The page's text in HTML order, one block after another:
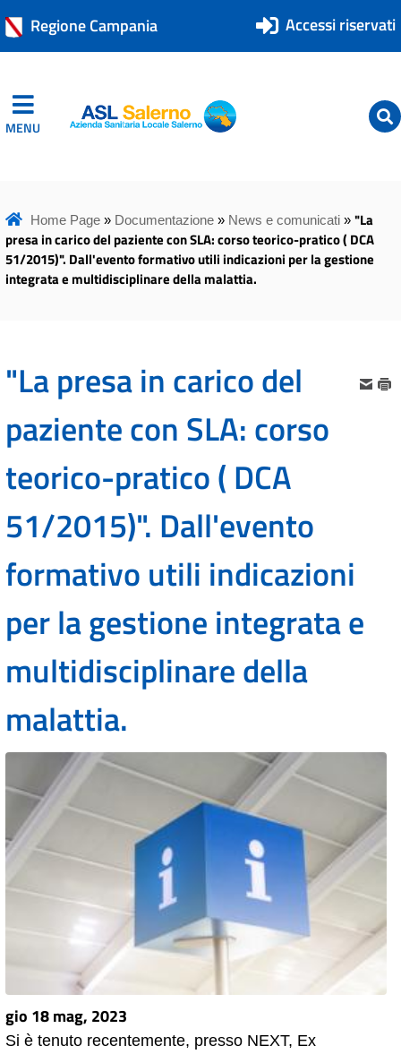
Regione Campania Accessi riservati
MENU ASL Salerno
ASL Salerno
Home Page» Documentazione» News e comunicati» "La
presa in carico del paziente con SLA: corso teorico-pratico ( DCA
51/2015)". Dall'evento formativo utili indicazioni per la gestione
integrata e multidisciplinare della malattia.
"La presa in carico del
paziente con SLA: corso
teorico-pratico ( DCA
51/2015)". Dall'evento
formativo utili indicazioni
per la gestione integrata e
multidisciplinare della
malattia.
gio 18 mag, 2023
Si è tenuto recentemente, presso NEXT, Ex